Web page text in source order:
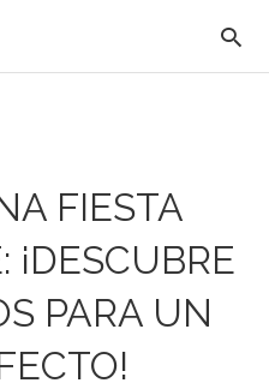
FIESTA
¡DESCUBRE
PARA UN